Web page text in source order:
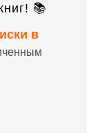
📚
в